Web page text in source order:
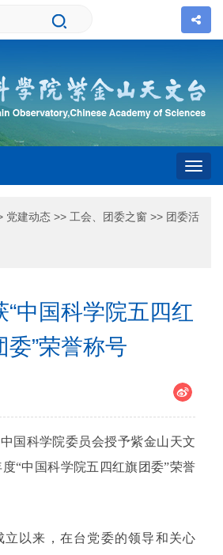
党建动态 >> 工会、团委之窗 >> 团委活
“中国科学院五四红
委”荣誉称号
科学院委员会授予紫金山天文
度“中国科学院五四红旗团委”荣誉
以来，在台党委的领导和关心